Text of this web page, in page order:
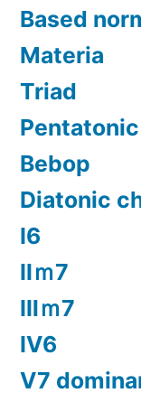
Based
Materia
Triad
Pentatonic
Bebop
Diatonic
Ⅰ6
Ⅱｍ7
Ⅲｍ7
Ⅳ6
Ⅴ7